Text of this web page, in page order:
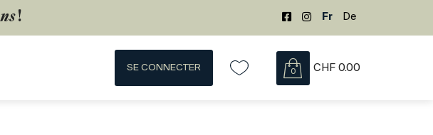
! Fr De
SE CONNECTER 0 CHF 0.00